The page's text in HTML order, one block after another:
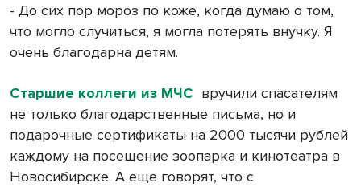
- До сих пор мороз по коже, когда думаю о том,
что могло случиться, я могла потерять внучку. Я
очень благодарна детям.
Старшие коллеги из МЧС вручили спасателям
не только благодарственные письма, но и
подарочные сертификаты на 2000 тысячи рублей
каждому на посещение зоопарка и кинотеатра в
Новосибирске. А еще говорят, что с